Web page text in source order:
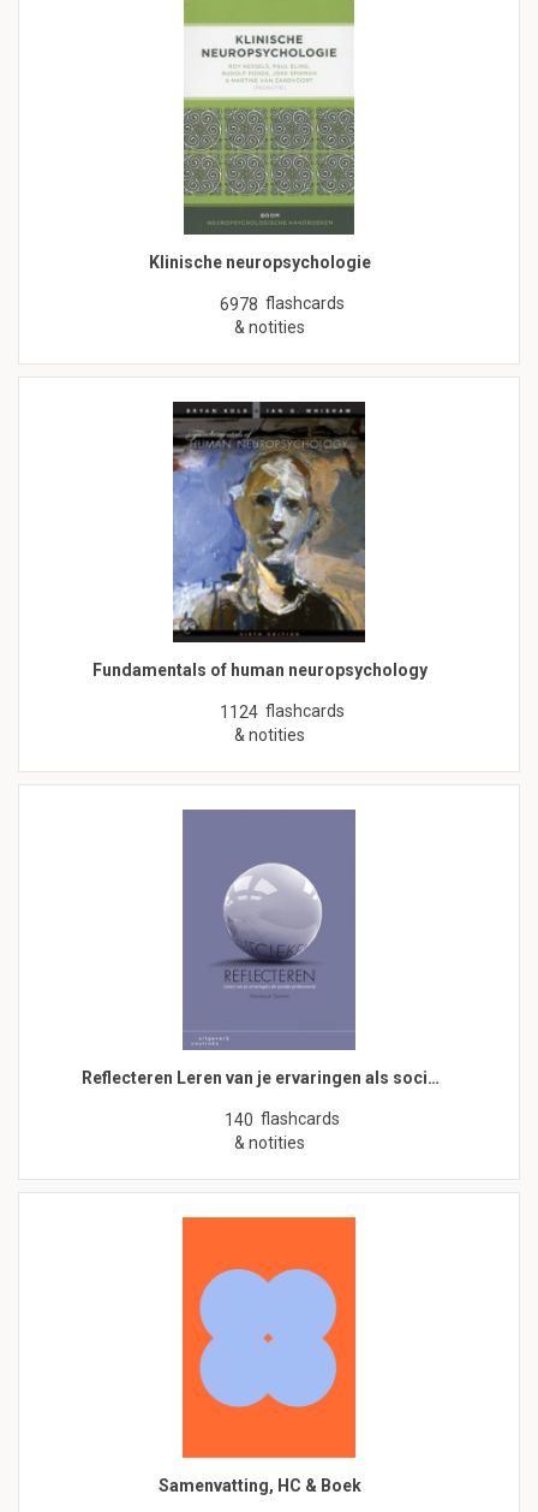
Klinische neuropsychologie
6978 flashcards
& notities
Fundamentals of human neuropsychology
1124 flashcards
& notities
Reflecteren Leren van je ervaringen als soci…
140 flashcards
& notities
Samenvatting, HC & Boek